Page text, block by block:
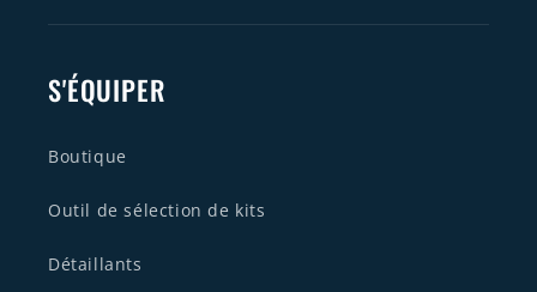
S'ÉQUIPER
Boutique
Outil de sélection de kits
Détaillants